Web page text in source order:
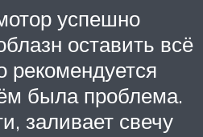
успешно
оставить всё
рекомендуется
была проблема.
заливает свечу